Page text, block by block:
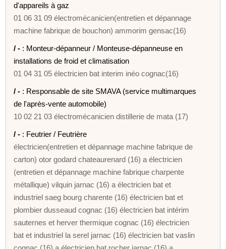
d'appareils à gaz
01 06 31 09 électromécanicien(entretien et dépannage
machine fabrique de bouchon) ammorim gensac(16)
/ - : Monteur-dépanneur / Monteuse-dépanneuse en
installations de froid et climatisation
01 04 31 05 électricien bat interim inéo cognac(16)
/ - : Responsable de site SMAVA (service multimarques
de l'après-vente automobile)
10 02 21 03 électromécanicien distillerie de mata (17)
/ - : Feutrier / Feutrière
électricien(entretien et dépannage machine fabrique de
carton) otor godard chateaurenard (16) a électricien
(entretien et dépannage machine fabrique charpente
métallique) vilquin jarnac (16) a électricien bat et
industriel saeg bourg charente (16) électricien bat et
plombier dusseaud cognac (16) électricien bat intérim
sauternes et herver thermique cognac (16) électricien
bat et industriel la serel jarnac (16) électricien bat vaslin